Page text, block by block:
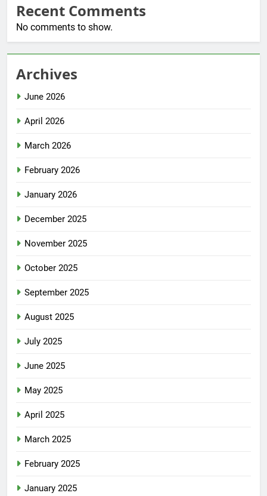
Recent Comments
No comments to show.
Archives
June 2026
April 2026
March 2026
February 2026
January 2026
December 2025
November 2025
October 2025
September 2025
August 2025
July 2025
June 2025
May 2025
April 2025
March 2025
February 2025
January 2025